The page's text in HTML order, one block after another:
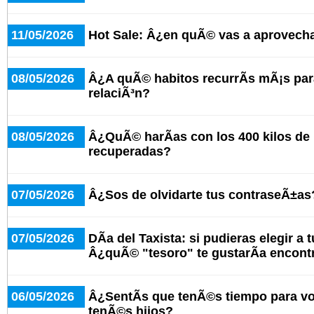
11/05/2026 Hot Sale: Â¿en quÃ© vas a
08/05/2026
Â¿A quÃ© habitos recurrÃ­s mÃ¡s
relaciÃ³n?
08/05/2026
Â¿QuÃ© harÃ­as con los 400 kilos de
recuperadas?
07/05/2026 Â¿Sos de olvidarte tus
07/05/2026
DÃ­a del Taxista: si pudieras elegir a
Â¿quÃ© "tesoro" te gustarÃ­a
06/05/2026
Â¿SentÃ­s que tenÃ©s tiempo para
tenÃ©s hijos?